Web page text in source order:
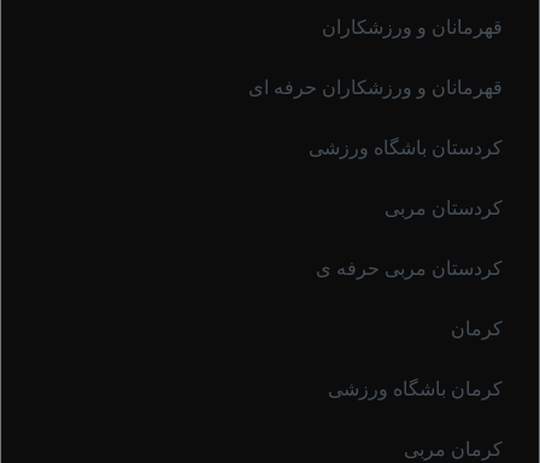
قهرمانان و ورزشکاران
قهرمانان و ورزشکاران حرفه ای
کردستان باشگاه ورزشی
کردستان مربی
کردستان مربی حرفه ی
کرمان
کرمان باشگاه ورزشی
کرمان مربی